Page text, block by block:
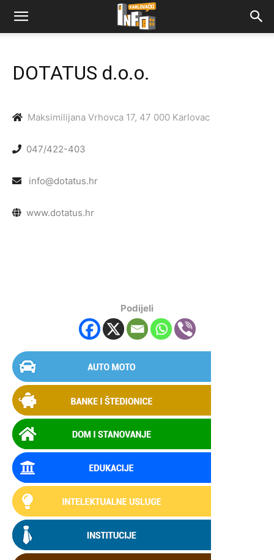
DOTATUS d.o.o.
Maksimilijana Vrhovca 17, 47 000 Karlovac
047/422-403
info@dotatus.hr
www.dotatus.hr
Podijeli